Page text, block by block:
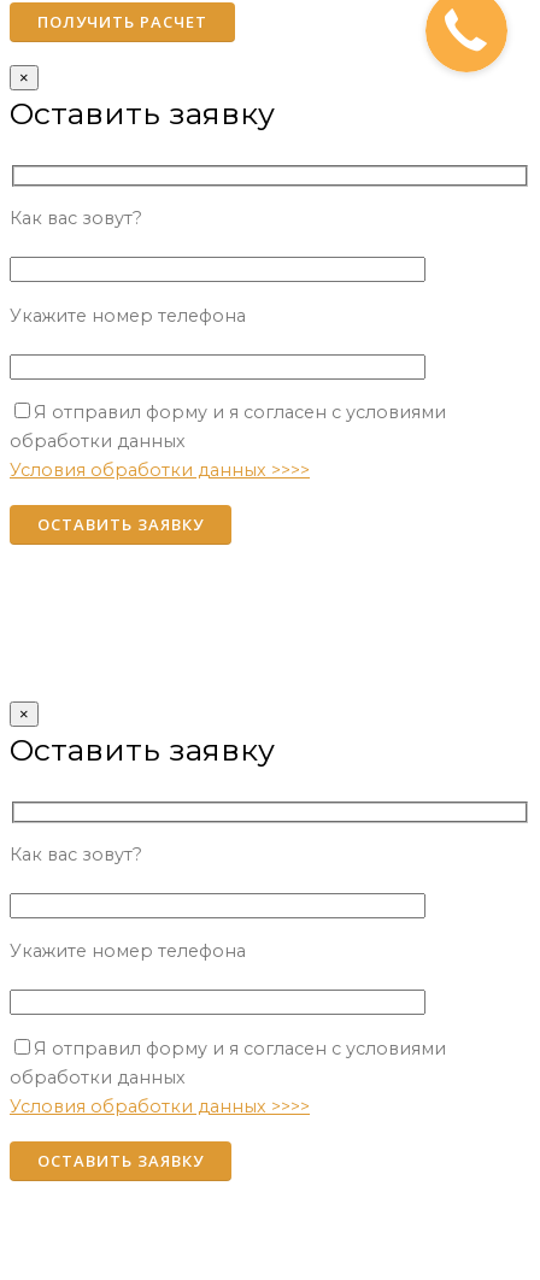
×
Оставить заявку
Как вас зовут?
Укажите номер телефона
Please leave this field empty.
Я отправил форму и я согласен с условиями
обработки данных
Условия обработки данных >>>>
×
Оставить заявку
Как вас зовут?
Укажите номер телефона
Please leave this field empty.
Я отправил форму и я согласен с условиями
обработки данных
Условия обработки данных >>>>